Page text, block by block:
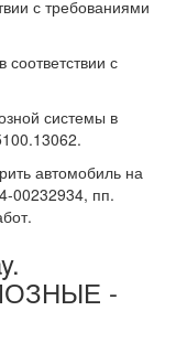
с требованиями
с
системы в
автомобиль на
00232934, пп.
-